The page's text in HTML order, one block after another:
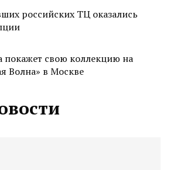
российских ТЦ оказались
свою коллекцию на
Волна» в Москве